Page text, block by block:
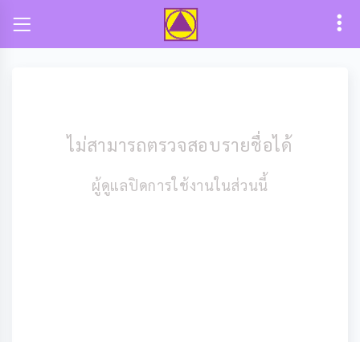
ไม่สามารถตรวจสอบรายชื่อได้
ผู้ดูแลปิดการใช้งานในส่วนนี้